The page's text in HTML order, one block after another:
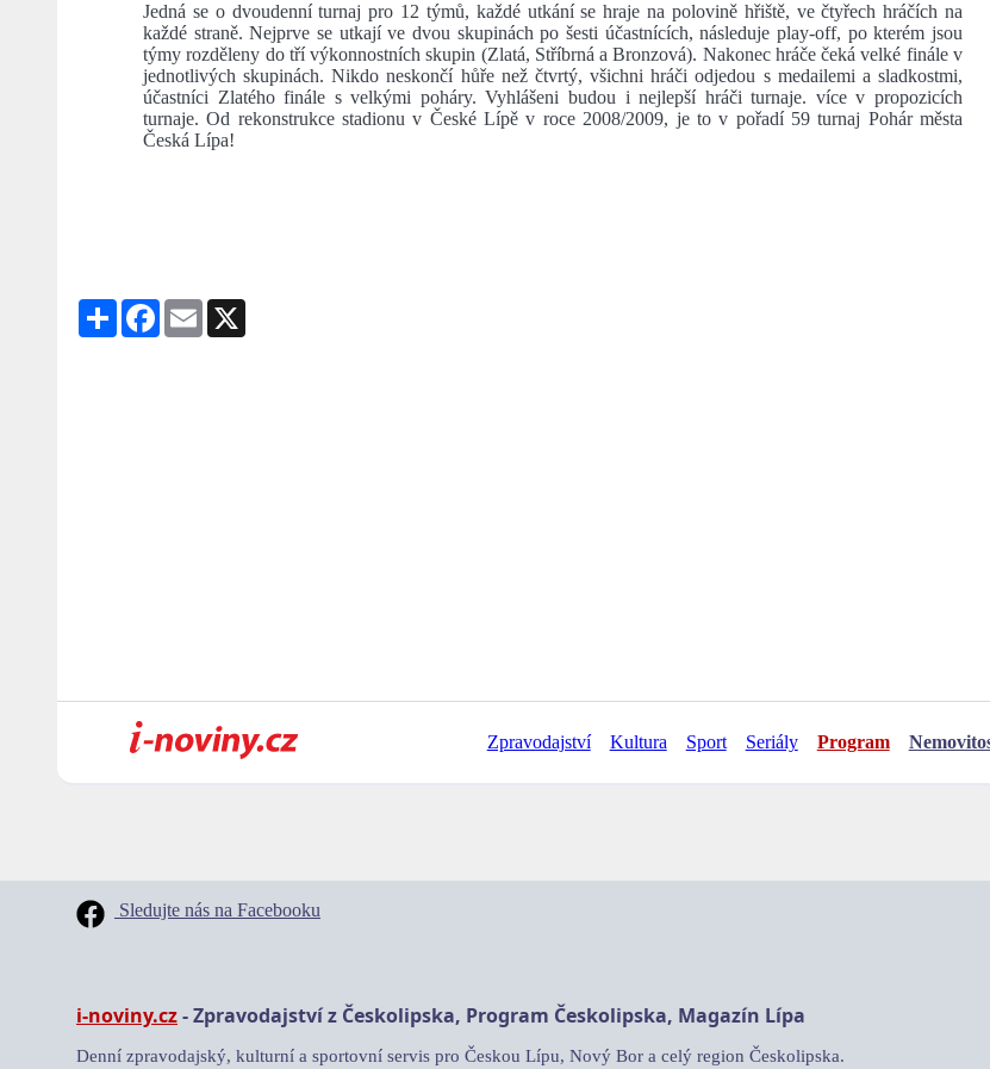
Jedná se o dvoudenní turnaj pro 12 týmů, každé utkání se hraje na polovině hřiště, ve čtyřech hráčích na
každé straně. Nejprve se utkají ve dvou skupinách po šesti účastnících, následuje play-off, po kterém jsou
týmy rozděleny do tří výkonnostních skupin (Zlatá, Stříbrná a Bronzová). Nakonec hráče čeká velké finále v
jednotlivých skupinách. Nikdo neskončí hůře než čtvrtý, všichni hráči odjedou s medailemi a sladkostmi,
účastníci Zlatého finále s velkými poháry. Vyhlášeni budou i nejlepší hráči turnaje. více v propozicích
turnaje. Od rekonstrukce stadionu v České Lípě v roce 2008/2009, je to v pořadí 59 turnaj Pohár města
Česká Lípa!
Share Facebook
Email
Zpravodajství Kultura Sport Seriály Program
Sledujte nás na Facebooku
i-noviny.cz- Zpravodajství z Českolipska, Program Českolipska, Magazín Lípa
Denní zpravodajský, kulturní a sportovní servis pro Českou Lípu, Nový Bor a celý region Českolipska.